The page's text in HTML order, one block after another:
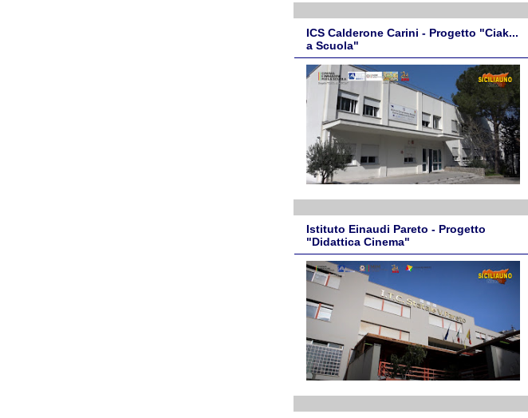
ICS Calderone Carini - Progetto "Ciak...
a Scuola"
Istituto Einaudi Pareto - Progetto
"Didattica Cinema"